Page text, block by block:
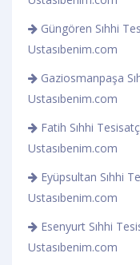
Güngören Sıhhi
Ustasıbenim.com
Gaziosmanpaşa
Ustasıbenim.com
Fatih Sıhhi
Ustasıbenim.com
Eyüpsultan Sıhhi
Ustasıbenim.com
Esenyurt Sıhhi
Ustasıbenim.com